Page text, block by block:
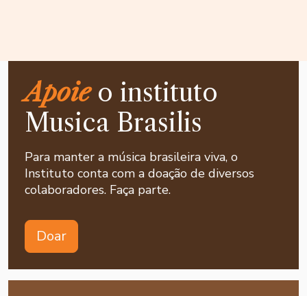
Apoieo instituto
Musica Brasilis
Para manter a música brasileira viva, o
Instituto conta com a doação de diversos
colaboradores. Faça parte.
Doar